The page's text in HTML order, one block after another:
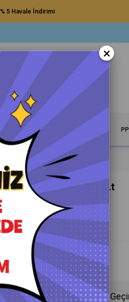
5 Havale İndirimi
Bezler Aksesuarlar ve Makineler
Spreyi - Spritz - 5 Lt
Kargo
ile Ödeme
Ürünleri
Lütfen İletişime
×